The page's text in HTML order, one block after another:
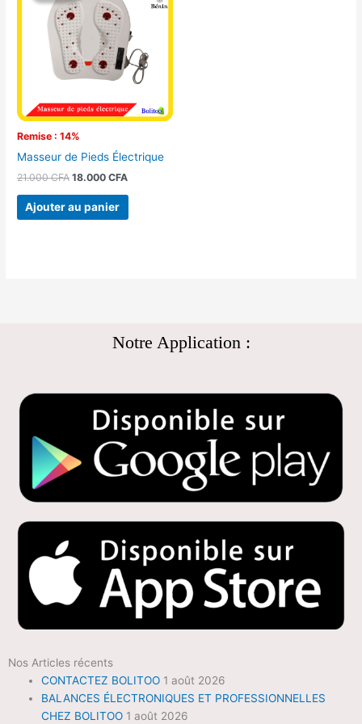
Remise : 14%
Masseur de Pieds Électrique
21.000CFA
était :
21.000 CFA.
18.000CFA
est :
18.000 CFA.
Ajouter au panier
Notre Application :
Nos Articles récents
CONTACTEZ BOLITOO 1 août 2026
BALANCES ÉLECTRONIQUES ET PROFESSIONNELLES
CHEZ BOLITOO 1 août 2026